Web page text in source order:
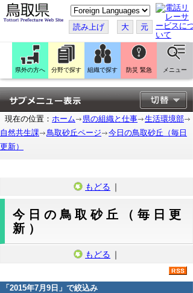
こ
の
ペ
ー
ジ
翻
訳
す
る
読み上げ 大 元
県外の方へ 分野で探す 組織で探す 防災 緊急 メニュー
現在の位置： ホーム 県の組織と仕事
生活環境部
自然共生課
鳥取砂丘ページ
今日の鳥取砂丘（毎日
更新）
もどる ｜
今日の鳥取砂丘（毎日更
新）
もどる ｜
「 2015年7月9日 」で絞込み